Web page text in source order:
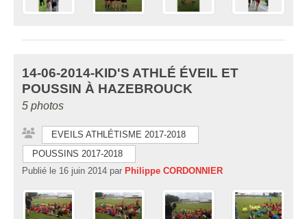
14-06-2014-KID'S ATHLÉ ÉVEIL ET
POUSSIN À HAZEBROUCK
5 photos
EVEILS ATHLÉTISME 2017-2018
POUSSINS 2017-2018
Publié le 16 juin 2014 par Philippe CORDONNIER